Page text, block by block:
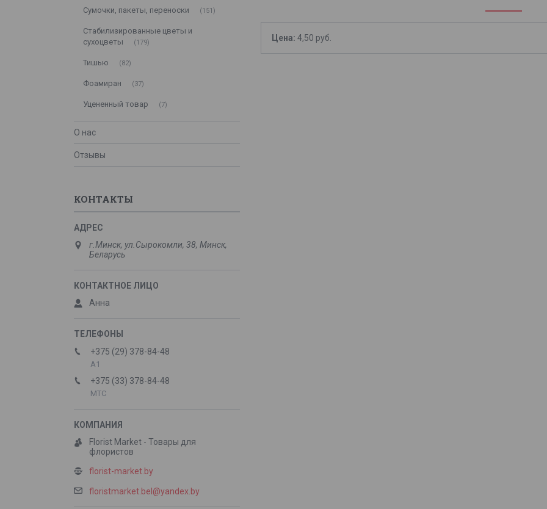
Цена: 4,50 руб.
Сумочки, пакеты, переноски 151
Стабилизированные цветы и
сухоцветы
179
Тишью 82
Фоамиран 37
Уцененный товар 7
О нас
Отзывы
КОНТАКТЫ
г.Минск, ул.Сырокомли, 38, Минск,
Беларусь
Анна
+375 (29) 378-84-48
А1
+375 (33) 378-84-48
МТС
Florist Market - Товары для
флористов
florist-market.by
floristmarket.bel@yandex.by